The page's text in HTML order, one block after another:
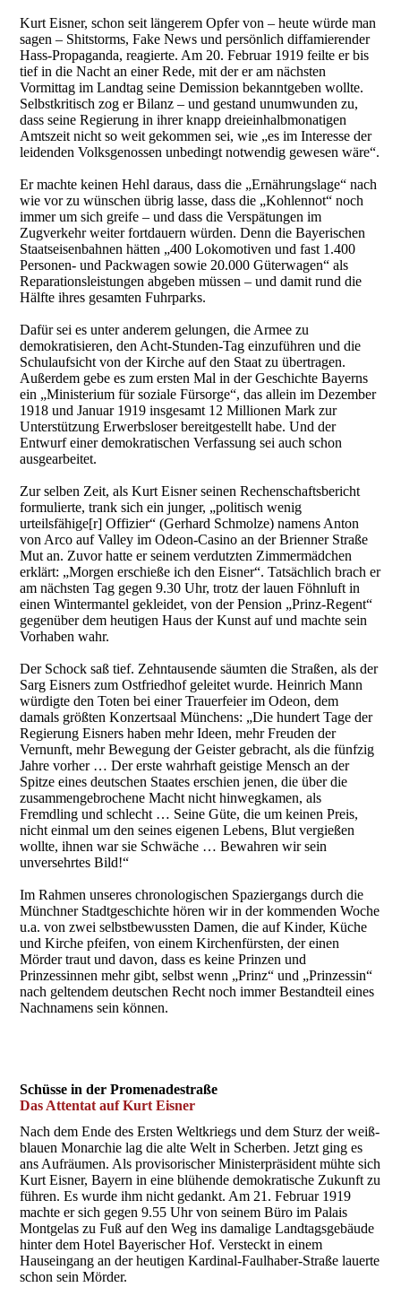
Kurt Eisner, schon seit längerem Opfer von – heute würde man
sagen – Shitstorms, Fake News und persönlich diffamierender
Hass-Propaganda, reagierte. Am 20. Februar 1919 feilte er bis
tief in die Nacht an einer Rede, mit der er am nächsten
Vormittag im Landtag seine Demission bekanntgeben wollte.
Selbstkritisch zog er Bilanz – und gestand unumwunden zu,
dass seine Regierung in ihrer knapp dreieinhalbmonatigen
Amtszeit nicht so weit gekommen sei, wie „es im Interesse der
leidenden Volksgenossen unbedingt notwendig gewesen wäre“.
Er machte keinen Hehl daraus, dass die „Ernährungslage“ nach
wie vor zu wünschen übrig lasse, dass die „Kohlennot“ noch
immer um sich greife – und dass die Verspätungen im
Zugverkehr weiter fortdauern würden. Denn die Bayerischen
Staatseisenbahnen hätten „400 Lokomotiven und fast 1.400
Personen- und Packwagen sowie 20.000 Güterwagen“ als
Reparationsleistungen abgeben müssen – und damit rund die
Hälfte ihres gesamten Fuhrparks.
Dafür sei es unter anderem gelungen, die Armee zu
demokratisieren, den Acht-Stunden-Tag einzuführen und die
Schulaufsicht von der Kirche auf den Staat zu übertragen.
Außerdem gebe es zum ersten Mal in der Geschichte Bayerns
ein „Ministerium für soziale Fürsorge“, das allein im Dezember
1918 und Januar 1919 insgesamt 12 Millionen Mark zur
Unterstützung Erwerbsloser bereitgestellt habe. Und der
Entwurf einer demokratischen Verfassung sei auch schon
ausgearbeitet.
Zur selben Zeit, als Kurt Eisner seinen Rechenschaftsbericht
formulierte, trank sich ein junger, „politisch wenig
urteilsfähige[r] Offizier“ (Gerhard Schmolze) namens Anton
von Arco auf Valley im Odeon-Casino an der Brienner Straße
Mut an. Zuvor hatte er seinem verdutzten Zimmermädchen
erklärt: „Morgen erschieße ich den Eisner“. Tatsächlich brach er
am nächsten Tag gegen 9.30 Uhr, trotz der lauen Föhnluft in
einen Wintermantel gekleidet, von der Pension „Prinz-Regent“
gegenüber dem heutigen Haus der Kunst auf und machte sein
Vorhaben wahr.
Der Schock saß tief. Zehntausende säumten die Straßen, als der
Sarg Eisners zum Ostfriedhof geleitet wurde. Heinrich Mann
würdigte den Toten bei einer Trauerfeier im Odeon, dem
damals größten Konzertsaal Münchens: „Die hundert Tage der
Regierung Eisners haben mehr Ideen, mehr Freuden der
Vernunft, mehr Bewegung der Geister gebracht, als die fünfzig
Jahre vorher … Der erste wahrhaft geistige Mensch an der
Spitze eines deutschen Staates erschien jenen, die über die
zusammengebrochene Macht nicht hinwegkamen, als
Fremdling und schlecht … Seine Güte, die um keinen Preis,
nicht einmal um den seines eigenen Lebens, Blut vergießen
wollte, ihnen war sie Schwäche … Bewahren wir sein
unversehrtes Bild!“
Im Rahmen unseres chronologischen Spaziergangs durch die
Münchner Stadtgeschichte hören wir in der kommenden Woche
u.a. von zwei selbstbewussten Damen, die auf Kinder, Küche
und Kirche pfeifen, von einem Kirchenfürsten, der einen
Mörder traut und davon, dass es keine Prinzen und
Prinzessinnen mehr gibt, selbst wenn „Prinz“ und „Prinzessin“
nach geltendem deutschen Recht noch immer Bestandteil eines
Nachnamens sein können.
Schüsse in der Promenadestraße
Das Attentat auf Kurt Eisner
Nach dem Ende des Ersten Weltkriegs und dem Sturz der weiß-
blauen Monarchie lag die alte Welt in Scherben. Jetzt ging es
ans Aufräumen. Als provisorischer Ministerpräsident mühte sich
Kurt Eisner, Bayern in eine blühende demokratische Zukunft zu
führen. Es wurde ihm nicht gedankt. Am 21. Februar 1919
machte er sich gegen 9.55 Uhr von seinem Büro im Palais
Montgelas zu Fuß auf den Weg ins damalige Landtagsgebäude
hinter dem Hotel Bayerischer Hof. Versteckt in einem
Hauseingang an der heutigen Kardinal-Faulhaber-Straße lauerte
schon sein Mörder.